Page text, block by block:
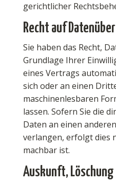
gerichtlicher
Recht auf
Sie haben das Recht,
Grundlage Ihrer
eines Vertrags
sich oder an einen
maschinenlesbaren
lassen. Sofern Sie die
Daten an einen
verlangen, erfolgt dies
machbar ist.
Auskunft,